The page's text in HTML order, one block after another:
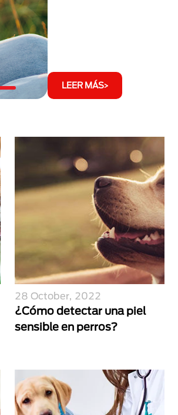
LEER MÁS
28 October, 2022
¿Cómo detectar una piel
sensible en perros?